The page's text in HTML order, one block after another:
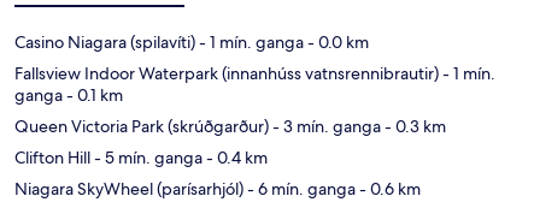
Casino Niagara (spilavíti)- 1 mín. ganga- 0.0 km
Fallsview Indoor Waterpark (innanhúss vatnsrennibrautir)- 1 mín.
ganga- 0.1 km
Queen Victoria Park (skrúðgarður)- 3 mín. ganga- 0.3 km
Clifton Hill- 5 mín. ganga- 0.4 km
Niagara SkyWheel (parísarhjól)- 6 mín. ganga- 0.6 km